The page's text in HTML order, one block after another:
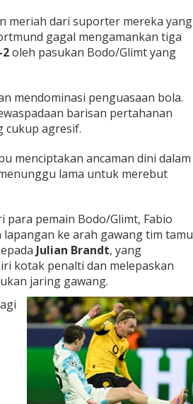
meriah dari suporter mereka yang
gagal mengamankan tiga
2oleh pasukan Bodo/Glimt yang
mendominasi penguasaan bola.
barisan pertahanan
cukup agresif.
menciptakan ancaman dini dalam
lama untuk merebut
para pemain Bodo/Glimt, Fabio
ke arah gawang tim
Julian Brandt, yang
kotak penalti dan melepaskan
jaring gawang.